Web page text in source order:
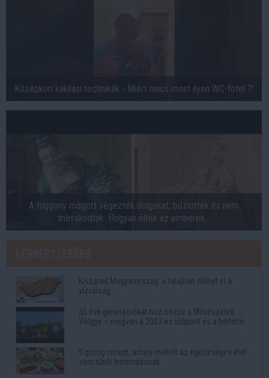
Középkori kakilási technikák - Miért nincs most ilyen WC-fotel ?!
A függöny mögött végezték dolgukat, bűzlöttek és nem
mosakodtak. Hogyan éltek az emberek...
Kiszárad Magyarország: a talajban dőlhet el a
vízválság
35 éve generációkat hoz össze a Művészetek
Völgye – megvan a 2027-es időpont és a bérletár
5 görög recept, amely mellett az egészséges étel
sem tűnik lemondásnak